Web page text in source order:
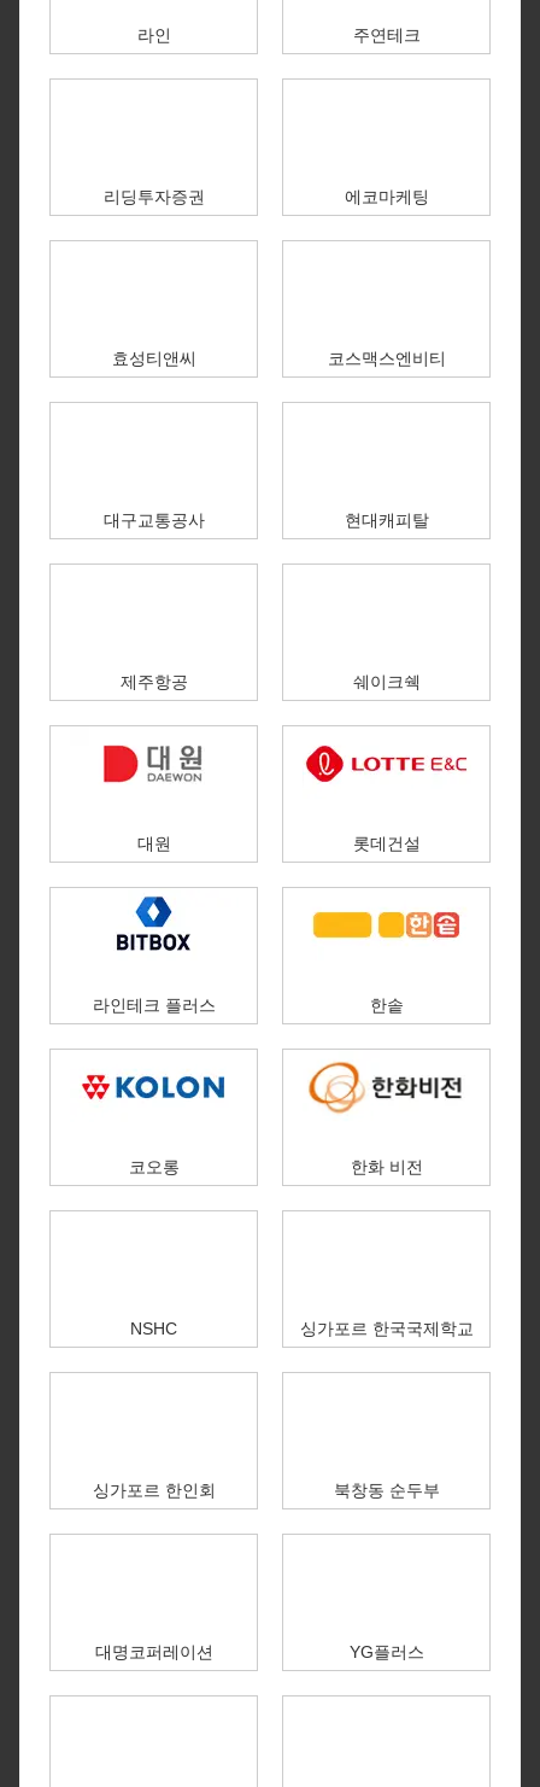
라인 주연테크
리딩투자증권 에코마케팅
효성티앤씨 코스맥스엔비티
대구교통공사 현대캐피탈
제주항공 쉐이크쉑
대원 롯데건설
라인테크 플러스 한솥
코오롱 한화 비전
NSHC 싱가포르 한국국제학교
싱가포르 한인회 북창동 순두부
대명코퍼레이션 YG플러스